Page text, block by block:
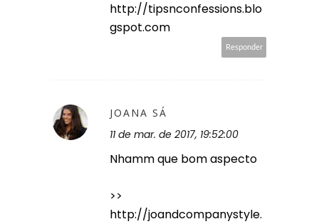
http://tipsnconfessions.blo
gspot.com
Responder
JOANA SÁ
11 de mar. de 2017, 19:52:00
Nhamm que bom aspecto
>>
http://joandcompanystyle.